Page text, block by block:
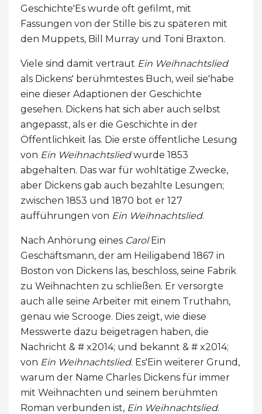
Geschichte'Es wurde oft gefilmt, mit
Fassungen von der Stille bis zu späteren mit
den Muppets, Bill Murray und Toni Braxton.
Viele sind damit vertraut Ein Weihnachtslied
als Dickens' berühmtestes Buch, weil sie'habe
eine dieser Adaptionen der Geschichte
gesehen. Dickens hat sich aber auch selbst
angepasst, als er die Geschichte in der
Öffentlichkeit las. Die erste öffentliche Lesung
von Ein Weihnachtsliedwurde 1853
abgehalten. Das war für wohltätige Zwecke,
aber Dickens gab auch bezahlte Lesungen;
zwischen 1853 und 1870 bot er 127
aufführungen von Ein Weihnachtslied.
Nach Anhörung eines CarolEin
Geschäftsmann, der am Heiligabend 1867 in
Boston von Dickens las, beschloss, seine Fabrik
zu Weihnachten zu schließen. Er versorgte
auch alle seine Arbeiter mit einem Truthahn,
genau wie Scrooge. Dies zeigt, wie diese
Messwerte dazu beigetragen haben, die
Nachricht & # x2014; und bekannt & # x2014;
von Ein Weihnachtslied. Es'Ein weiterer Grund,
warum der Name Charles Dickens für immer
mit Weihnachten und seinem berühmten
Roman verbunden ist, Ein Weihnachtslied.